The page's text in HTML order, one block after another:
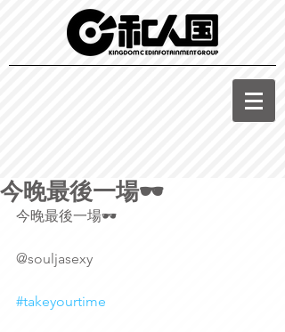
今晚最後一場🕶
今晚最後一場🕶
@souljasexy
#takeyourtime